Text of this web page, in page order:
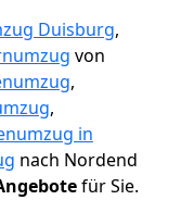
Duisburg,
von
,
,
in
nach Nordend
für Sie.